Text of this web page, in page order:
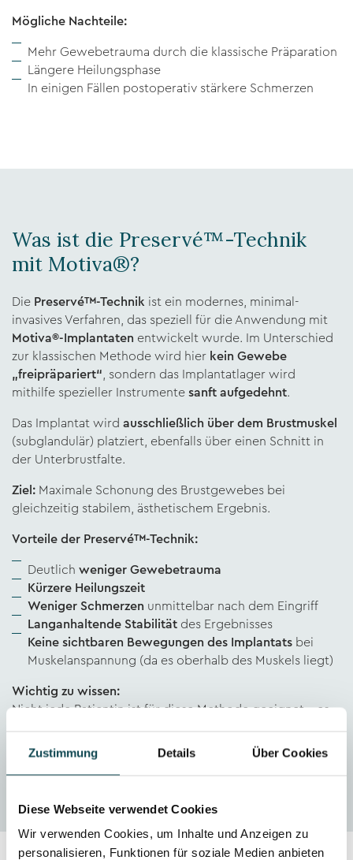
Zustimmung Details Über Cookies
Diese Webseite verwendet Cookies
Wir verwenden Cookies, um Inhalte und Anzeigen zu
personalisieren, Funktionen für soziale Medien anbieten
Mögliche Nachteile:
Mehr Gewebetrauma durch die klassische Präparation
Längere Heilungsphase
In einigen Fällen postoperativ stärkere Schmerzen
Was ist die Preservé™-Technik
mit Motiva®?
Die Preservé™-Technik ist ein modernes, minimal-
invasives Verfahren, das speziell für die Anwendung mit
Motiva®-Implantaten entwickelt wurde. Im Unterschied
zur klassischen Methode wird hier kein Gewebe
„freipräpariert“, sondern das Implantatlager wird
mithilfe spezieller Instrumentesanft aufgedehnt.
Das Implantat wird ausschließlich über dem Brustmuskel
(subglandulär) platziert, ebenfalls über einen Schnitt in
der Unterbrustfalte.
Ziel: Maximale Schonung des Brustgewebes bei
gleichzeitig stabilem, ästhetischem Ergebnis.
Vorteile der Preservé™-Technik:
Deutlich weniger Gewebetrauma
Kürzere Heilungszeit
Weniger Schmerzen unmittelbar nach dem Eingriff
Langanhaltende Stabilität des Ergebnisses
Keine sichtbaren Bewegungen des Implantats bei
Muskelanspannung (da es oberhalb des Muskels liegt)
Wichtig zu wissen:
Nicht jede Patientin ist für diese Methode geeignet – es
ausreichendes Brustgewebe) und es gibt
eine
Volumenbegrenzung
bei den Implantaten.